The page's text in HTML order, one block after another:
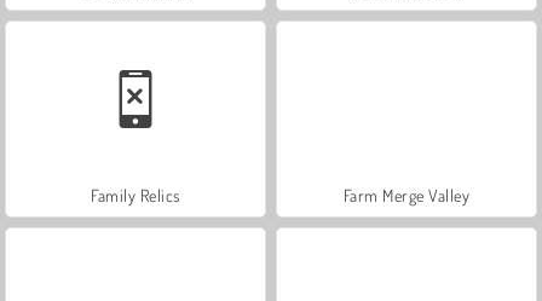
Family Relics Farm Merge Valley